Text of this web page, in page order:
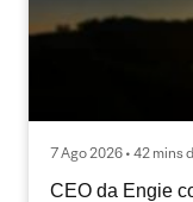
7 Ago 2026 • 42 mins
CEO da Engie